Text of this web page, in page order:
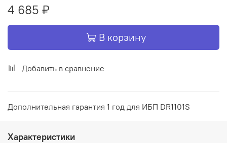
4 685 ₽
В корзину
Добавить в сравнение
Дополнительная гарантия 1 год для ИБП DR1101S
Характеристики